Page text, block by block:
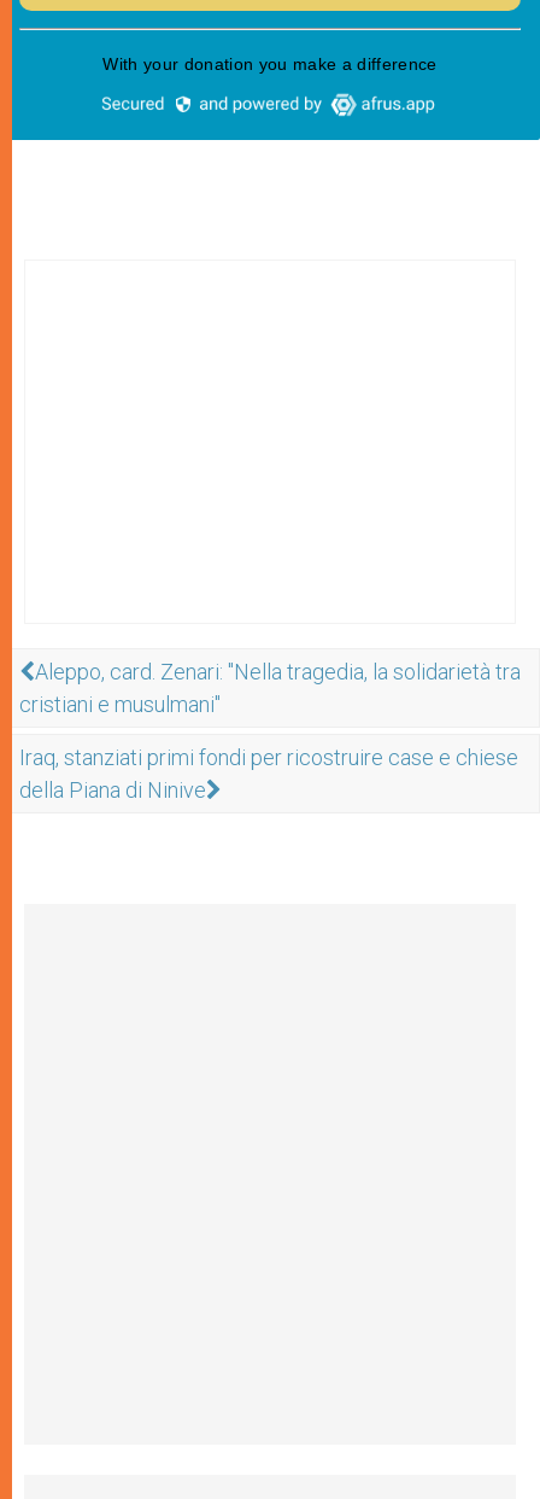
Aleppo, card. Zenari: "Nella tragedia, la solidarietà tra
cristiani e musulmani"
Iraq, stanziati primi fondi per ricostruire case e chiese
della Piana di Ninive